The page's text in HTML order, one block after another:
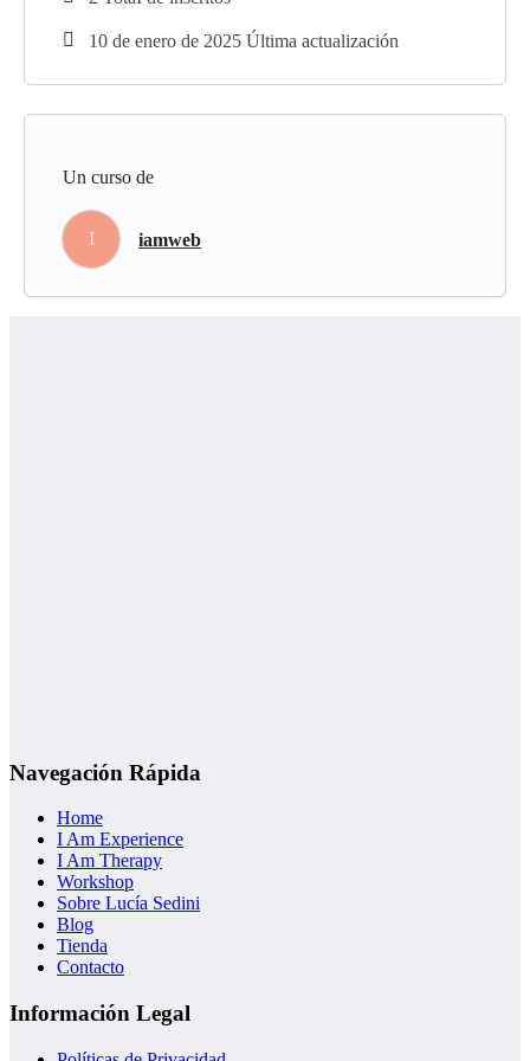
el curso comprometiéndonos a asumir la responsabilidad de
interior. Aprenderemos a nutrirla, protegerla y darle el amor y la
atención que necesita para florecer y prosperar.
Este curso te proporcionará las herramientas y el conocimiento
permitiéndote liberarte de las heridas del pasado y vivir una vida
más plena y auténtica.
¿Lista para Sanar?
10 de enero de 2025 Última actualización
Un curso de
I iamweb
Navegación Rápida
Home
I Am Experience
I Am Therapy
Workshop
Sobre Lucía Sedini
Blog
Tienda
Contacto
Información Legal